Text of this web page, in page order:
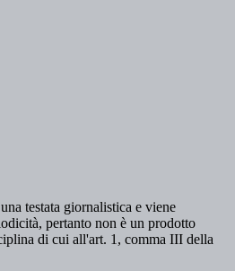
testata giornalistica e viene
pertanto non è un prodotto
di cui all'art. 1, comma III della